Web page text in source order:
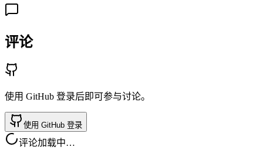
评论
使用 GitHub 登录后即可参与讨论。
使用 GitHub 登录
评论加载中…